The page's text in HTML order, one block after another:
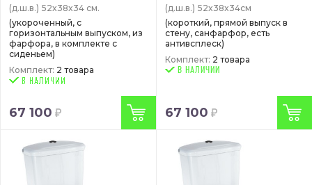
(д.ш.в.) 52x38x34 см.
(укороченный, с
горизонтальным выпуском, из
фарфора, в комплекте с
сиденьем)
Комплект: 2 товара
67 100
(д.ш.в.) 52x38x34см
(короткий, прямой выпуск в
стену, санфарфор, есть
антивсплеск)
Комплект: 2 товара
В НАЛИЧИИ
67 100